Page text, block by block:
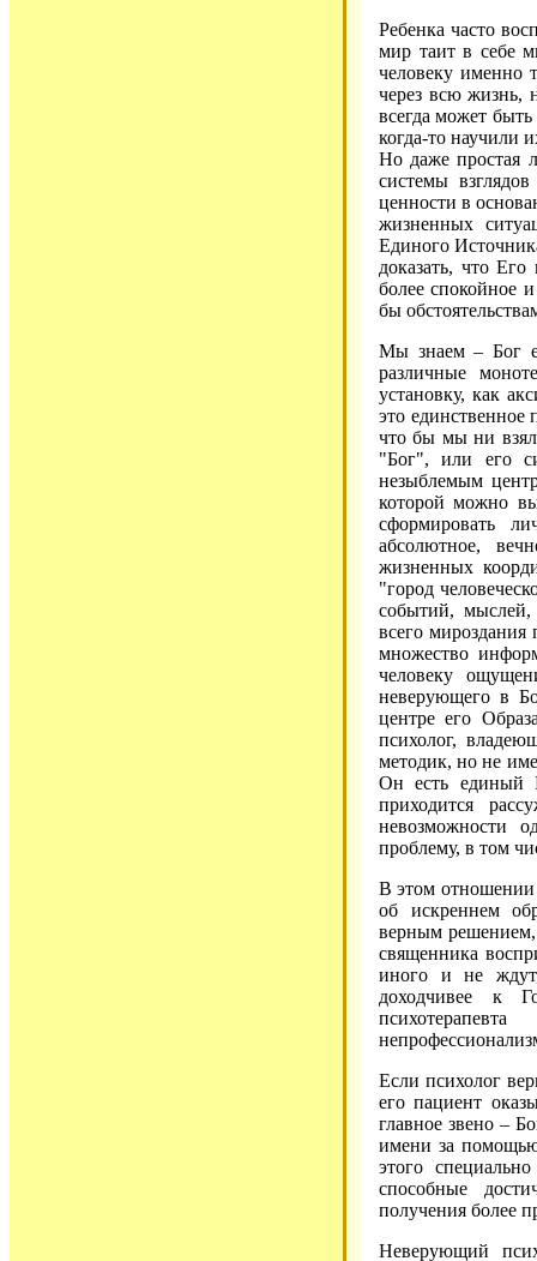
Ребенка часто
мир таит в себе
человеку именно
через всю жизнь,
всегда может
когда-то научили
Но даже простая
системы
ценности в
жизненных
Единого
доказать, что
более спокойное
бы
Мы знаем – Бог
различные
установку, как
это единственное
что бы мы ни
"Бог", или его
незыблемым
которой можно
сформировать
абсолютное,
жизненных
"город
событий,
всего мироздания
множество
человеку
неверующего в
центре его
психолог,
методик, но не
Он есть единый
приходится
невозможности
проблему, в том
В этом отношении
об искреннем
верным решением,
священника
иного и не
доходчивее к
Если психолог
его пациент
главное звено –
имени за
этого
способные
получения более
Неверующий